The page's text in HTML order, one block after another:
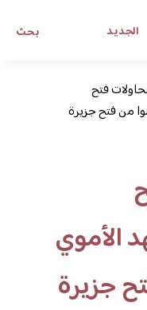
بحث الجديد
العصرية
فتح
من فتح جزيرة
الأموي
جزيرة